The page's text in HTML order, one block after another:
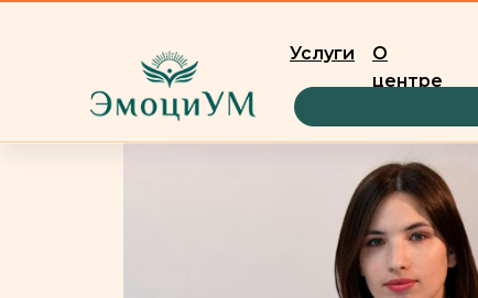
О
центре
Услуги